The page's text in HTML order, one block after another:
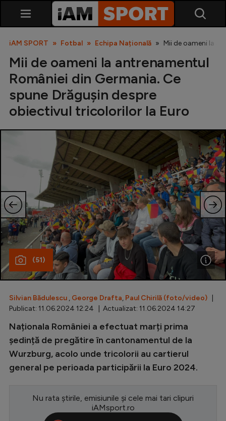
SuperLiga
Liga 2
Cupa României
Echipa Națională
U21
Fotbal feminin
Special
Diverse
Inedit
Clasamente
Champions League
Europa League
CM 2026
iAM SPORT Fotbal Echipa Națională Mii de oameni la
Mii de oameni la antrenamentul
României din Germania. Ce
spune Drăgușin despre
obiectivul tricolorilor la Euro
(51)
Silvian Bădulescu , George Drafta, Paul Chirilă (foto/video)
Publicat: 11.06.2024 12:24 | Actualizat: 11.06.2024 14:27
Naționala României a efectuat marți prima
ședință de pregătire în cantonamentul de la
Wurzburg, acolo unde tricolorii au cartierul
general pe perioada participării la Euro 2024.
Nu rata știrile, emisiunile și cele mai tari clipuri
iAMsport.ro